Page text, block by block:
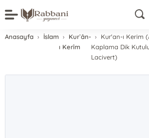
Anasayfa İslam
Kur`ân-
ı Kerîm
Kur'an-ı Kerim
Kaplama Dik
Lacivert)